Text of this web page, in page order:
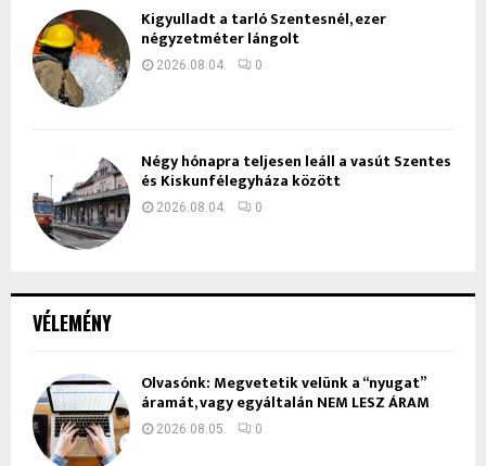
VÉLEMÉNY
Olvasónk: Megvetetik velünk a “nyugat”
áramát, vagy egyáltalán NEM LESZ ÁRAM
2026.08.05. 0
Kigyulladt a tarló Szentesnél, ezer
négyzetméter lángolt
2026.08.04. 0
Négy hónapra teljesen leáll a vasút Szentes
és Kiskunfélegyháza között
2026.08.04. 0